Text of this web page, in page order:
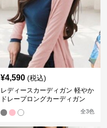
¥4,590 (税込)
レディースカーディガン 軽やか
ドレープロングカーディガン
全3色